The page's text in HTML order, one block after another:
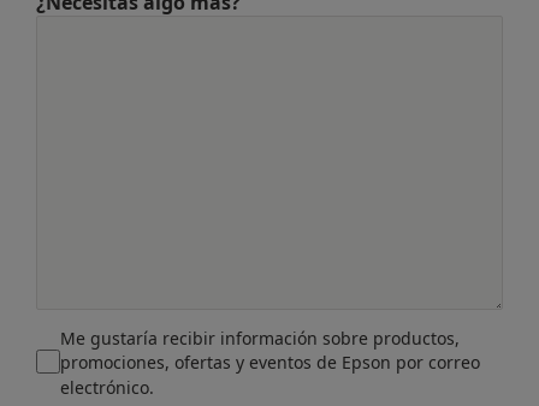
Me gustaría recibir información sobre productos,
promociones, ofertas y eventos de Epson por correo
electrónico.